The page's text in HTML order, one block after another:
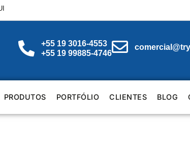
+55 19 3016-4553
+55 19 99885-4746
PRODUTOS PORTFÓLIO CLIENTES BLOG